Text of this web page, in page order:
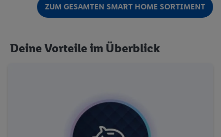
ZUM GESAMTEN SMART HOME SORTIMENT
Deine Vorteile im Überblick